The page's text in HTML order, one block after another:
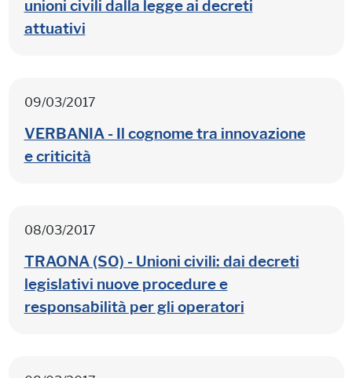
unioni civili dalla legge ai decreti
attuativi
09/03/2017
VERBANIA - Il cognome tra innovazione
e criticità
08/03/2017
TRAONA (SO) - Unioni civili: dai decreti
legislativi nuove procedure e
responsabilità per gli operatori